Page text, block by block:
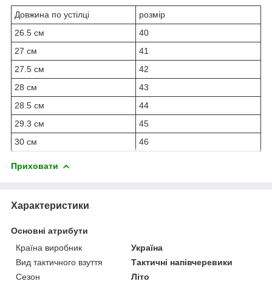
Довжина по устілці
розмір
26.5 см
40
27 см
41
27.5 см
42
28 см
43
28.5 см
44
29.3 см
45
30 см
46
Приховати
Характеристики
Основні атрибути
Країна виробник
Україна
Вид тактичного взуття
Тактичні напівчеревики
Сезон
Літо